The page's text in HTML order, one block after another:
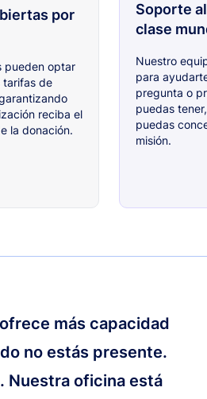
por
pueden optar
tarifas de
reciba el
la donación.
Soporte
clase
Nuestro
para
pregunta o
puedas
puedas
misión.
más capacidad
no estás presente.
Nuestra oficina está